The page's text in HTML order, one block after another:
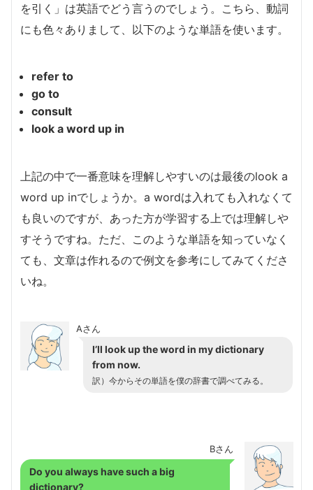
を引く」は英語でどう言うのでしょう。こちら、動詞
にも色々ありまして、以下のような単語を使います。
refer to
go to
consult
look a word up in
上記の中で一番意味を理解しやすいのは最後のlook a
word up inでしょうか。a wordは入れても入れなくて
も良いのですが、あった方が学習する上では理解しや
すそうですね。ただ、このような単語を知っていなく
ても、文章は作れるので例文を参考にしてみてくださ
いね。
Aさん
I’ll look up the word in my dictionary
from now.
訳）今からその単語を僕の辞書で調べてみる。
Bさん
Do you always have such a big
dictionary?